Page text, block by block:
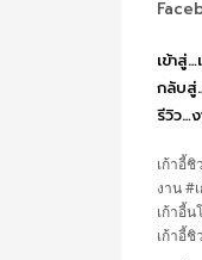
เข้าสู่…
กลับสู่
รีวิว…
เก้าอี้ชิ
งาน #
เก้าอี้น
เก้าอี้ชิ